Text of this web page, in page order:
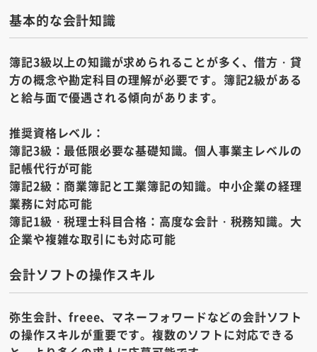
基本的な会計知識
簿記3級以上の知識が求められることが多く、借方・貸
方の概念や勘定科目の理解が必要です。簿記2級がある
と給与面で優遇される傾向があります。
推奨資格レベル：
簿記3級：最低限必要な基礎知識。個人事業主レベルの
記帳代行が可能
簿記2級： 商業簿記と工業簿記の知識。中小企業の経理
業務に対応可能
簿記1級・税理士科目合格： 高度な会計・税務知識。大
企業や複雑な取引にも対応可能
会計ソフトの操作スキル
弥生会計、freee、マネーフォワードなどの会計ソフト
の操作スキルが重要です。複数のソフトに対応できる